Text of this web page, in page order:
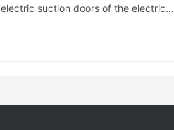
suction doors of the electric…